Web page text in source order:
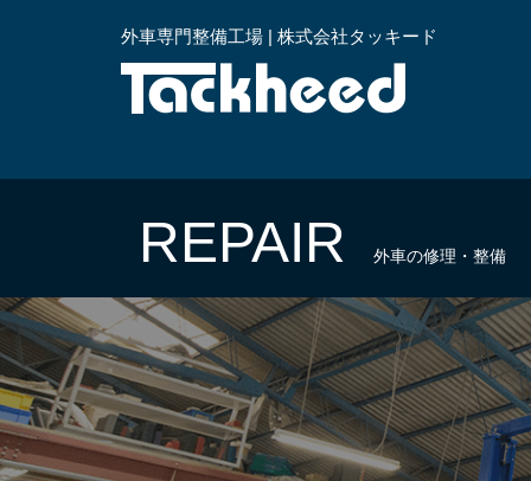
外車専門整備工場 | 株式会社タッキード
REPAIR 外車の修理・整備